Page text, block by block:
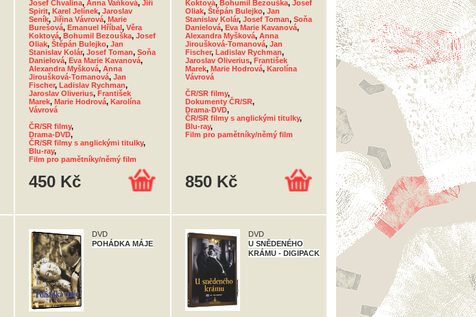
Josef Chvalina, Anna Vaňková, Jiří
Spirit, Karel Jelínek, Jaroslav
Seník, Jiřina Vávrová, Marie
Burešová, Emanuel Hříbal, Věra
Koktová, Bohumil Bezouška, Josef
Oliak, Štěpán Bulejko, Jan
Stanislav Kolár, Josef Toman, Soňa
Danielová, Eva Marie Kavanová,
Alexandra Myšková, Anna
Jiroušková-Tomanová, Jan
Fischer, Ladislav Rychman,
Jaroslav Oliverius, František
Marek, Marie Hodrová, Karolína
Vávrová
ČR/SR filmy,
Drama-DVD,
ČR/SR filmy s anglickými titulky,
Blu-ray,
Film pro pamětníky/němý film
450 Kč
Koktová, Bohumil Bezouška, Josef
Oliak, Štěpán Bulejko, Jan
Stanislav Kolár, Josef Toman, Soňa
Danielová, Eva Marie Kavanová,
Alexandra Myšková, Anna
Jiroušková-Tomanová, Jan
Fischer, Ladislav Rychman,
Jaroslav Oliverius, František
Marek, Marie Hodrová, Karolína
Vávrová
ČR/SR filmy,
Dokumenty ČR/SR,
Drama-DVD,
ČR/SR filmy s anglickými titulky,
Blu-ray,
Film pro pamětníky/němý film
850 Kč
DVD
POHÁDKA MÁJE
DVD
U SNĚDENÉHO
KRÁMU - DIGIPACK